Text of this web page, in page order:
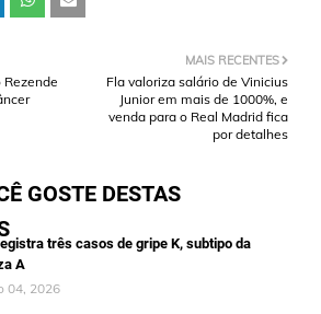
MAIS RECENTES
Fla valoriza salário de Vinicius
Junior em mais de 1000%, e
venda para o Real Madrid fica
por detalhes
Rezende
GOSTE DESTAS
três casos de gripe K, subtipo da
A
04, 2026